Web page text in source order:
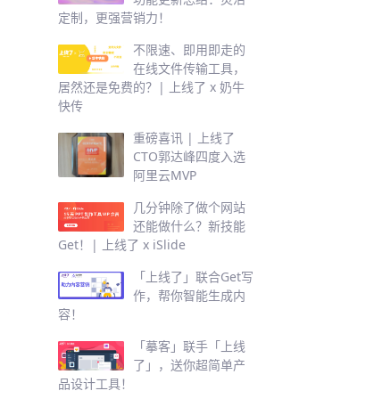
定制，更强营销力！
不限速、即用即走的
在线文件传输工具，
居然还是免费的？| 上线了 x 奶牛
快传
重磅喜讯 | 上线了
CTO郭达峰四度入选
阿里云MVP
几分钟除了做个网站
还能做什么？新技能
Get！| 上线了 x iSlide
「上线了」联合Get写
作，帮你智能生成内
容！
「摹客」联手「上线
了」，送你超简单产
品设计工具！